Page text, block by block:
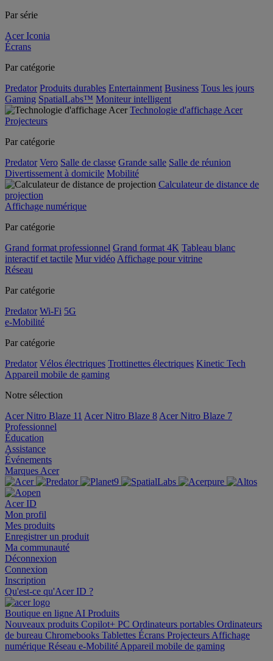
Par série
Acer Iconia
Écrans
Par catégorie
Predator Produits durables Entertainment Business Tous les jours
Gaming SpatialLabs™ Moniteur intelligent
Technologie d'affichage Acer
Projecteurs
Par catégorie
Predator Vero Salle de classe Grande salle Salle de réunion
Divertissement à domicile Mobilité
Calculateur de distance de
projection
Affichage numérique
Par catégorie
Grand format professionnel Grand format 4K Tableau blanc
interactif et tactile Mur vidéo Affichage pour vitrine
Réseau
Par catégorie
Predator Wi-Fi 5G
e-Mobilité
Par catégorie
Predator Vélos électriques Trottinettes électriques Kinetic Tech
Appareil mobile de gaming
Notre sélection
Acer Nitro Blaze 11 Acer Nitro Blaze 8 Acer Nitro Blaze 7
Professionnel
Éducation
Assistance
Événements
Marques Acer
Acer ID
Mon profil
Mes produits
Enregistrer un produit
Ma communauté
Déconnexion
Connexion
Inscription
Qu'est-ce qu'Acer ID ?
Boutique en ligne AI Produits
Nouveaux produits Copilot+ PC Ordinateurs portables Ordinateurs
de bureau Chromebooks Tablettes Écrans Projecteurs Affichage
numérique Réseau e-Mobilité Appareil mobile de gaming